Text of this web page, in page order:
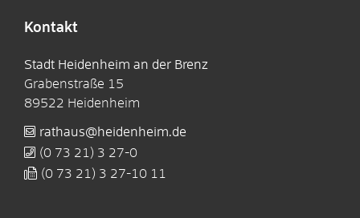
Kontakt
Stadt Heidenheim an der Brenz
Grabenstraße 15
89522 Heidenheim
rathaus@heidenheim.de
(0 73 21) 3 27-0
(0 73 21) 3 27-10 11